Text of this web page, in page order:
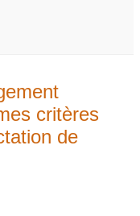
critères
de